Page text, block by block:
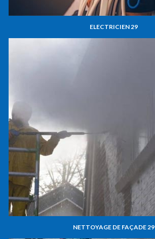
ELECTRICIEN 29
NETTOYAGE DE FAÇADE 29